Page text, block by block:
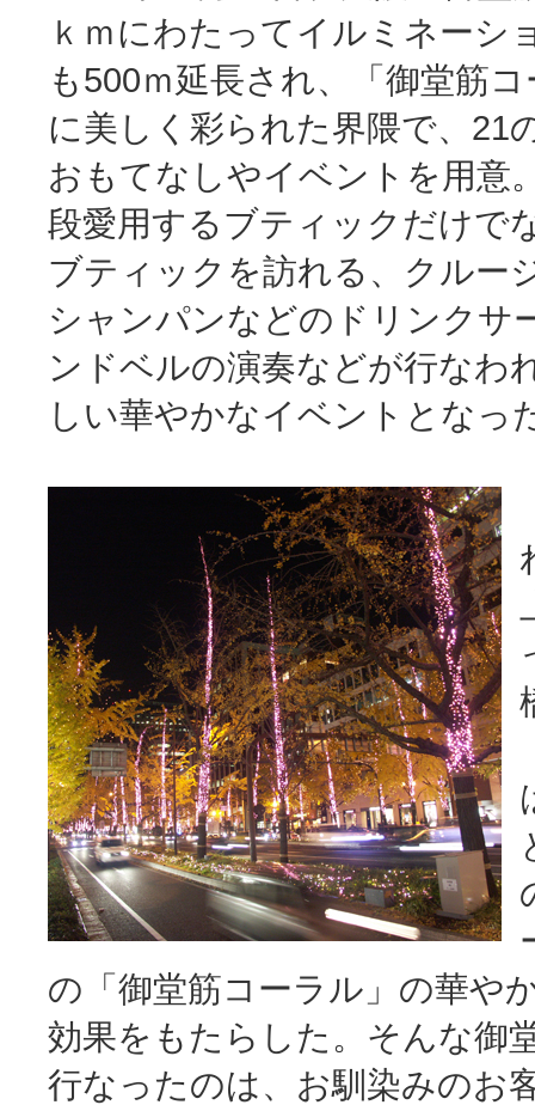
ｋｍにわたってイルミネーシ
も500ｍ延長され、「御堂筋
に美しく彩られた界隈で、21
おもてなしやイベントを用意
段愛用するブティックだけで
ブティックを訪れる、クルー
シャンパンなどのドリンクサ
ンドベルの演奏などが行なわ
しい華やかなイベントとなっ
の「御堂筋コーラル」の華や
効果をもたらした。そんな御
行なったのは、お馴染みのお